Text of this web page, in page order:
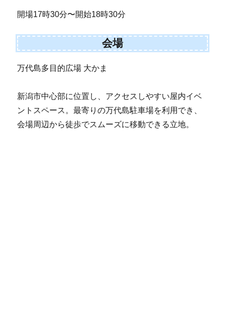
開場17時30分〜開始18時30分
会場
万代島多目的広場 大かま
新潟市中心部に位置し、アクセスしやすい屋内イベ
ントスペース。最寄りの万代島駐車場を利用でき、
会場周辺から徒歩でスムーズに移動できる立地。